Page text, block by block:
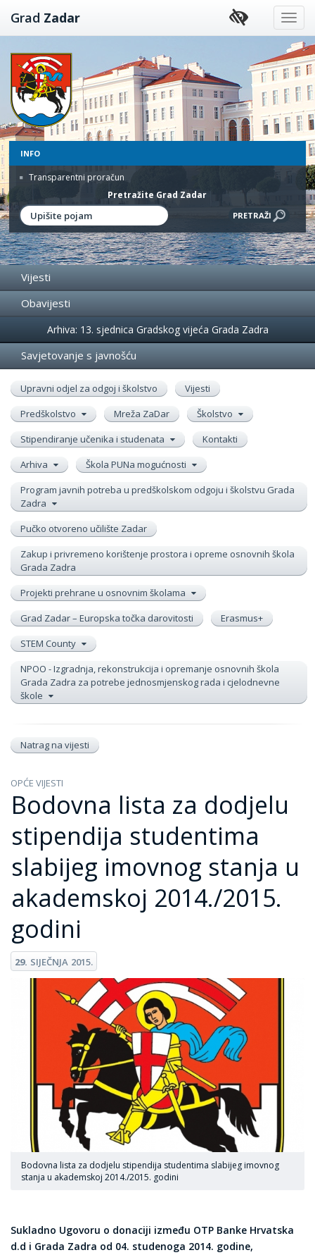
Preskoči
na
Grad Zadar
INFO
Transparentni proračun
Pretražite Grad Zadar
Vijesti
Obavijesti
Događanja
Arhiva: 13. sjednica Gradskog vijeća Grada Zadra
Savjetovanje s javnošću
Upravni odjel za odgoj i školstvo
Vijesti
Predškolstvo
Mreža ZaDar
Školstvo
Stipendiranje učenika i studenata
Kontakti
Arhiva
Škola PUNa mogućnosti
Program javnih potreba u predškolskom odgoju i školstvu Grada
Zadra
Pučko otvoreno učilište Zadar
Zakup i privremeno korištenje prostora i opreme osnovnih škola
Grada Zadra
Projekti prehrane u osnovnim školama
Grad Zadar – Europska točka darovitosti
Erasmus+
STEM County
NPOO - Izgradnja, rekonstrukcija i opremanje osnovnih škola
Grada Zadra za potrebe jednosmjenskog rada i cjelodnevne
škole
Natrag na vijesti
OPĆE VIJESTI
Bodovna lista za dodjelu
stipendija studentima
slabijeg imovnog stanja u
akademskoj 2014./2015.
godini
29. SIJEČNJA 2015.
Bodovna lista za dodjelu stipendija studentima slabijeg imovnog
stanja u akademskoj 2014./2015. godini
Sukladno Ugovoru o donaciji između OTP Banke Hrvatska
d.d i Grada Zadra od 04. studenoga 2014. godine,